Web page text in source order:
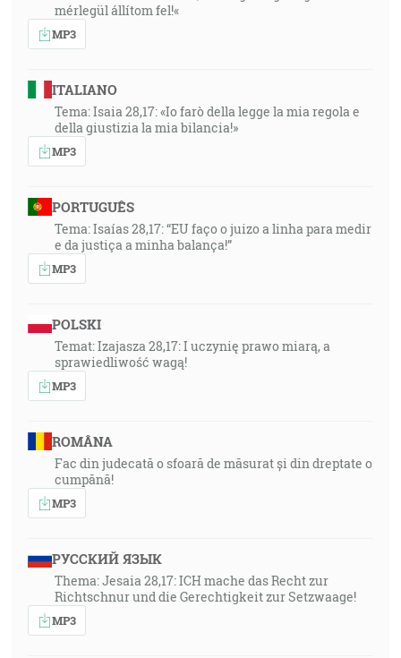
mérlegül állítom fel!«
MP3
ITALIANO
Tema: Isaia 28,17: «Io farò della legge la mia regola e
della giustizia la mia bilancia!»
MP3
PORTUGUÊS
Tema: Isaías 28,17: “EU faço o juizo a linha para medir
e da justiça a minha balança!”
MP3
POLSKI
Temat: Izajasza 28,17: I uczynię prawo miarą, a
sprawiedliwość wagą!
MP3
ROMÂNA
Fac din judecată o sfoară de măsurat și din dreptate o
cumpănă!
MP3
РУССКИЙ ЯЗЫК
Thema: Jesaia 28,17: ICH mache das Recht zur
Richtschnur und die Gerechtigkeit zur Setzwaage!
MP3